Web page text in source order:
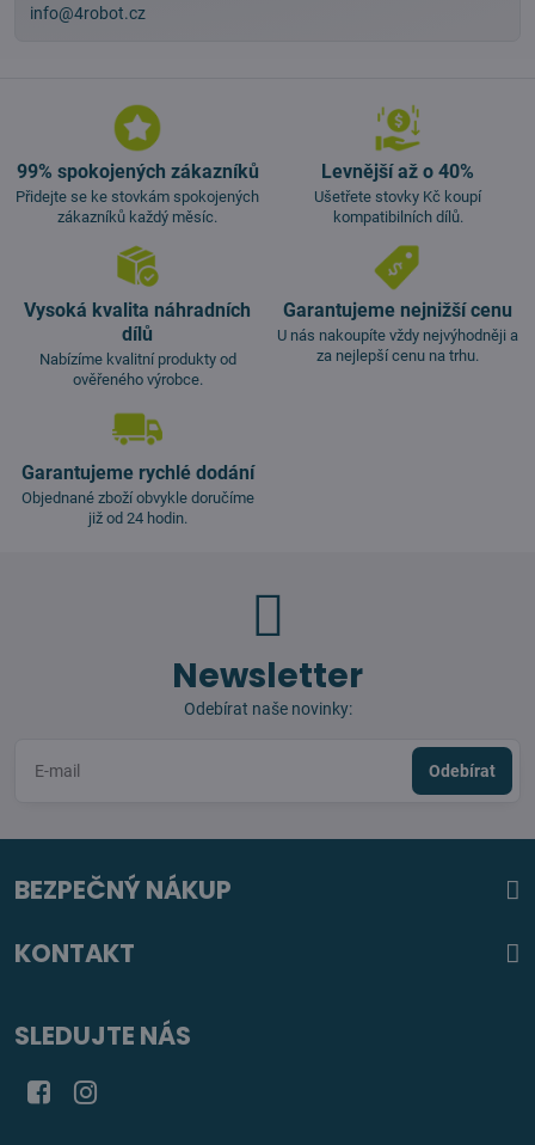
info@4robot.cz
99% spokojených zákazníků
Přidejte se ke stovkám spokojených
zákazníků každý měsíc.
Levnější až o 40%
Ušetřete stovky Kč koupí
kompatibilních dílů.
Vysoká kvalita náhradních
dílů
Nabízíme kvalitní produkty od
ověřeného výrobce.
Garantujeme nejnižší cenu
U nás nakoupíte vždy nejvýhodněji a
za nejlepší cenu na trhu.
Garantujeme rychlé dodání
Objednané zboží obvykle doručíme
již od 24 hodin.
Newsletter
Odebírat naše novinky:
Odebírat
BEZPEČNÝ NÁKUP
KONTAKT
SLEDUJTE NÁS
FacebookInstagram